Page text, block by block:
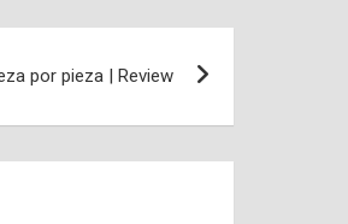
por pieza | Review